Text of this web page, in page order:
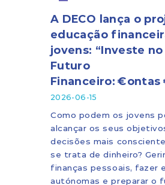
A DECO lança o
educação
jovens: “Investe
Futuro
Financeiro: €ontas
2026-06-15
Como podem os jovens
alcançar os seus
decisões mais
se trata de dinheiro?
finanças pessoais, fazer
autónomas e preparar o